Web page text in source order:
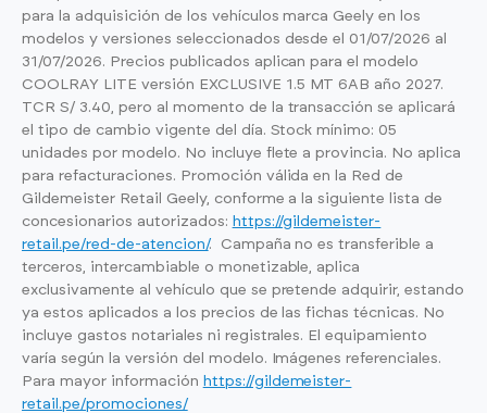
para la adquisición de los vehículos marca Geely en los
modelos y versiones seleccionados desde el 01/07/2026 al
31/07/2026. Precios publicados aplican para el modelo
COOLRAY LITE versión EXCLUSIVE 1.5 MT 6AB año 2027.
TCR S/ 3.40, pero al momento de la transacción se aplicará
el tipo de cambio vigente del día. Stock mínimo: 05
unidades por modelo. No incluye flete a provincia. No aplica
para refacturaciones. Promoción válida en la Red de
Gildemeister Retail Geely, conforme a la siguiente lista de
concesionarios autorizados: https://gildemeister-
retail.pe/red-de-atencion/. Campaña no es transferible a
terceros, intercambiable o monetizable, aplica
exclusivamente al vehículo que se pretende adquirir, estando
ya estos aplicados a los precios de las fichas técnicas. No
incluye gastos notariales ni registrales. El equipamiento
varía según la versión del modelo. Imágenes referenciales.
Para mayor información https://gildemeister-
retail.pe/promociones/